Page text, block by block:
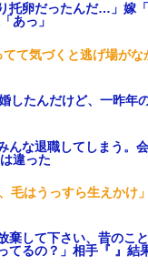
托卵だったんだ…」嫁
あっ」
て気づくと逃げ場が
したんだけど、一昨年
んな退職してしまう。
違った
毛はうっすら生えかけ
して下さい、昔のこ
てるの？」相手『 』結